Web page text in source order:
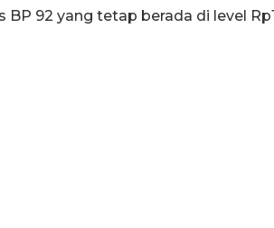
92 yang tetap berada di level